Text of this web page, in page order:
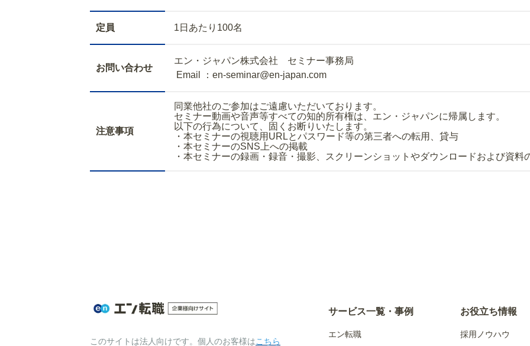
定員 1日あたり100名
お問い合わせ
エン・ジャパン株式会社 セミナー事務局
Email ：en-seminar@en-japan.com
注意事項
同業他社のご参加はご遠慮いただいております。
セミナー動画や音声等すべての知的所有権は、エン・ジャパンに帰属します。
以下の行為について、固くお断りいたします。
・本セミナーの視聴用URLとパスワード等の第三者への転用、貸与
・本セミナーのSNS上への掲載
・本セミナーの録画・録音・撮影、スクリーンショットやダウンロードおよび資料
このサイトは法人向けです。個人のお客様はこちら
サービス一覧・事例
エン転職
お役立ち情報
採用ノウハウ